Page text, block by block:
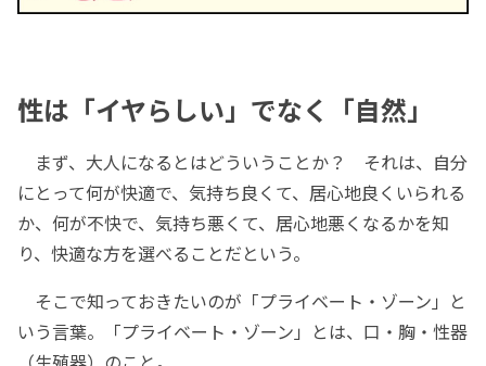
性は「イヤらしい」でなく「自然」
まず、大人になるとはどういうことか？ それは、自分
にとって何が快適で、気持ち良くて、居心地良くいられる
か、何が不快で、気持ち悪くて、居心地悪くなるかを知
り、快適な方を選べることだという。
そこで知っておきたいのが「プライベート・ゾーン」と
いう言葉。「プライベート・ゾーン」とは、口・胸・性器